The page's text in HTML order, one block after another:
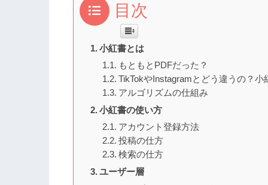
目次
小紅書とは
もともとPDFだった？
TikTokやInstagramとどう違うの？小
アルゴリズムの仕組み
小紅書の使い方
アカウント登録方法
投稿の仕方
検索の仕方
ユーザー層